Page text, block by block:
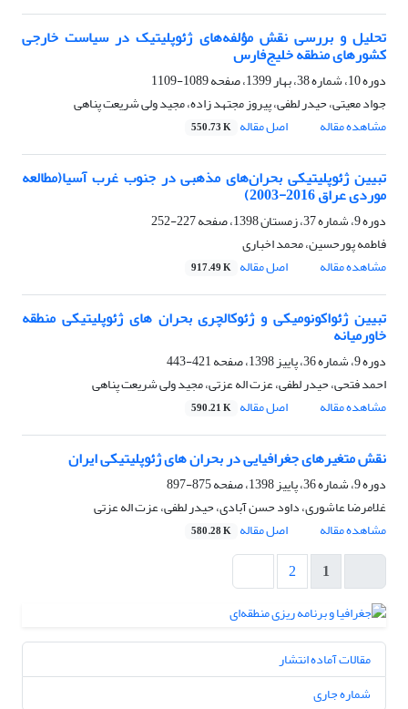
تحلیل و بررسی نقش مؤلفه‌های ژئوپلیتیک در سیاست خارجی
کشورهای منطقه‌ خلیج‌فارس
دوره 10، شماره 38، بهار 1399، صفحه
1089-1109
جواد معیتی، حیدر لطفی، پیروز مجتهد زاده، مجید ولی شریعت پناهی
مشاهده مقاله
اصل مقاله 550.73 K
تبیین ژئوپلیتیکی بحران‌های مذهبی در جنوب غرب آسیا(مطالعه
موردی عراق 2016-2003)
دوره 9، شماره 37، زمستان 1398، صفحه
227-252
فاطمه پورحسین، محمد اخباری
مشاهده مقاله
اصل مقاله 917.49 K
تبیین ژئواکونومیکی و ژئوکالچری بحران های ژئوپلیتیکی منطقه
خاورمیانه
دوره 9، شماره 36، پاییز 1398، صفحه
421-443
احمد فتحی، حیدر لطفی، عزت اله عزتی، مجید ولی شریعت پناهی
مشاهده مقاله
اصل مقاله 590.21 K
نقش متغیرهای جغرافیایی در بحران های ژئوپلیتیکی ایران
دوره 9، شماره 36، پاییز 1398، صفحه
875-897
غلامرضا عاشوری، داود حسن آبادی، حیدر لطفی، عزت اله عزتی
مشاهده مقاله
اصل مقاله 580.28 K
1
2
مقالات آماده انتشار
شماره جاری